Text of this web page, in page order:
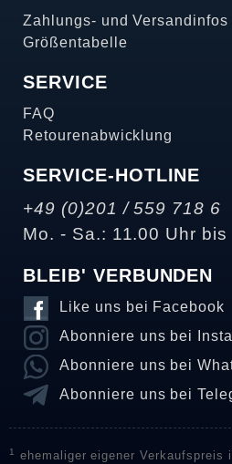
Zahlungs- und Versandinfos
Größentabelle
SERVICE
FAQ
Retourenabwicklung
SERVICE-HOTLINE
+49 (0)201 / 559 718 6
Mo. - Sa.: 11.00 Uhr
BLEIB' VERBUNDEN
Like uns bei Facebook
Abonniere uns bei
Abonniere uns bei
Abonniere uns bei
1
ehemaliger eigener Verkaufspreis